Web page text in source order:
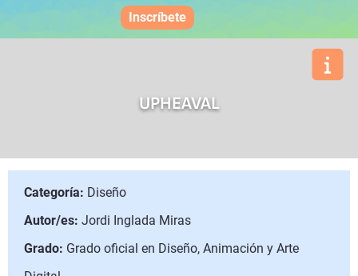
Inscríbete
UPHEAVAL
Categoría: Diseño
Autor/es: Jordi Inglada Miras
Grado: Grado oficial en Diseño, Animación y Arte